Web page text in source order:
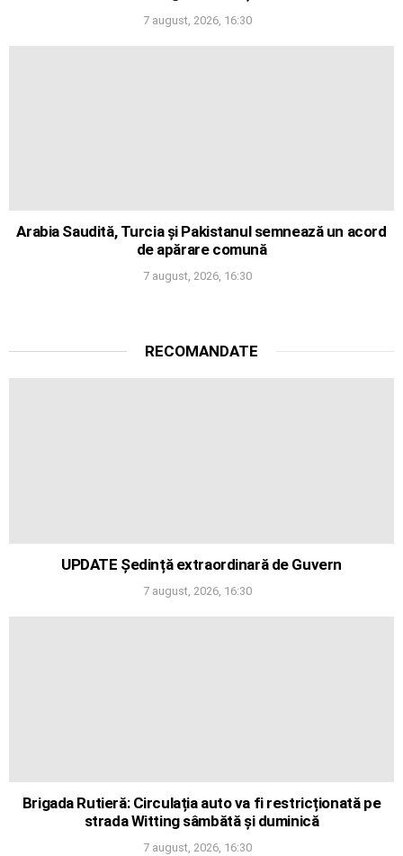
7 august, 2026, 16:30
Arabia Saudită, Turcia și Pakistanul semnează un acord
de apărare comună
7 august, 2026, 16:30
RECOMANDATE
UPDATE Ședință extraordinară de Guvern
7 august, 2026, 16:30
Brigada Rutieră: Circulația auto va fi restricționată pe
strada Witting sâmbătă și duminică
7 august, 2026, 16:30